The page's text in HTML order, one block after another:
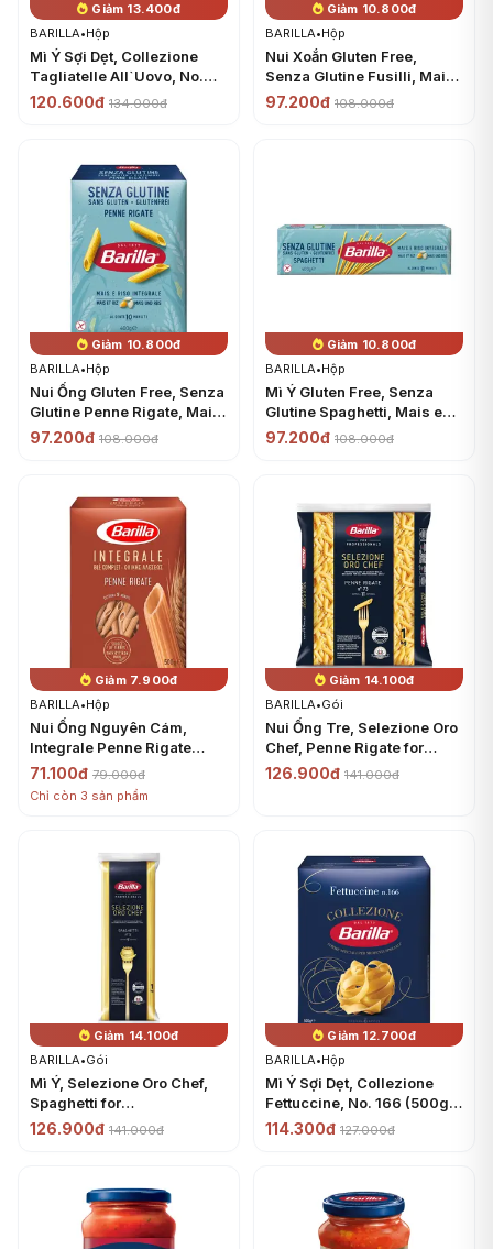
Giảm 13.400đ
BARILLA•Hộp
Mì Ý Sợi Dẹt, Collezione
Tagliatelle All`Uovo, No.
129 (450g) - BARILLA
120.600đ 134.000đ
Giảm 10.800đ
BARILLA•Hộp
Nui Xoắn Gluten Free,
Senza Glutine Fusilli, Mais
& Riso (400g) - BARILLA
97.200đ 108.000đ
Giảm 10.800đ
BARILLA•Hộp
Nui Ống Gluten Free, Senza
Glutine Penne Rigate, Mais
& Riso (400g) - BARILLA
97.200đ 108.000đ
Giảm 10.800đ
BARILLA•Hộp
Mì Ý Gluten Free, Senza
Glutine Spaghetti, Mais e
Riso Integrale (400g) -
97.200đ 108.000đ
Giảm 7.900đ
BARILLA•Hộp
Nui Ống Nguyên Cám,
Integrale Penne Rigate
(500g) - BARILLA
71.100đ 79.000đ
Chỉ còn 3 sản phẩm
Giảm 14.100đ
BARILLA•Gói
Nui Ống Tre, Selezione Oro
Chef, Penne Rigate for
Professionals, No. 73 (1kg)
126.900đ 141.000đ
Giảm 14.100đ
BARILLA•Gói
Mì Ý, Selezione Oro Chef,
Spaghetti for
Professionals, No. 5 (1kg) -
126.900đ 141.000đ
Giảm 12.700đ
BARILLA•Hộp
Mì Ý Sợi Dẹt, Collezione
Fettuccine, No. 166 (500g)
- BARILLA
114.300đ 127.000đ